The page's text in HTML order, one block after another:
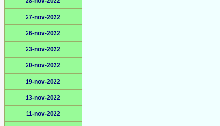
27-nov-2022
26-nov-2022
23-nov-2022
20-nov-2022
19-nov-2022
13-nov-2022
11-nov-2022